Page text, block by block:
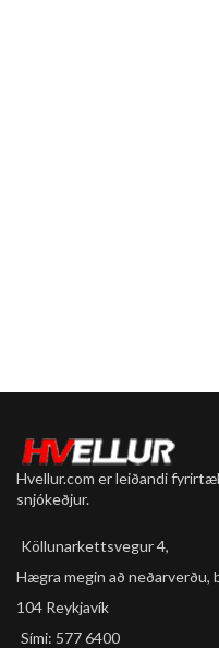
Hvellur.com er leiðandi
snjókeðjur.
Köllunarkettsvegur 4,
Hægra megin að neðarverðu,
104 Reykjavík
Sími: 577 6400